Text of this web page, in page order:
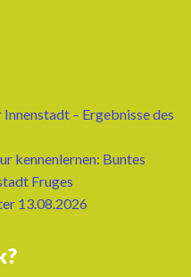
– Ergebnisse des
kennenlernen: Buntes
Fruges
13.08.2026